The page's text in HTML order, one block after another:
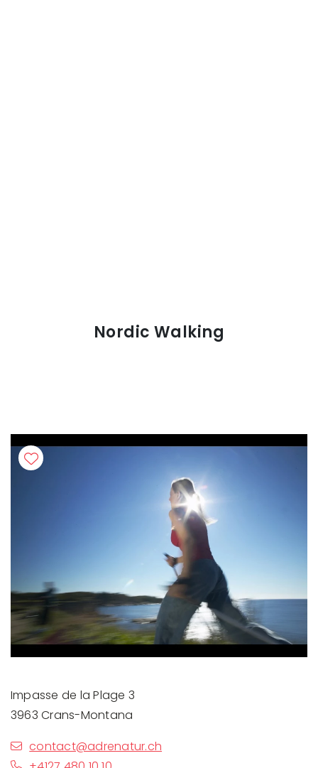
Nordic Walking
Impasse de la Plage 3
3963 Crans-Montana
contact@adrenatur.ch